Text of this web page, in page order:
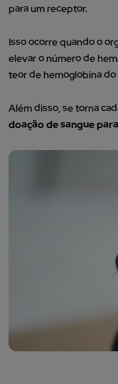
para um receptor.
Isso ocorre quando o
elevar o número de
teor de hemoglobina do
Além disso, se torna
doação de sangue